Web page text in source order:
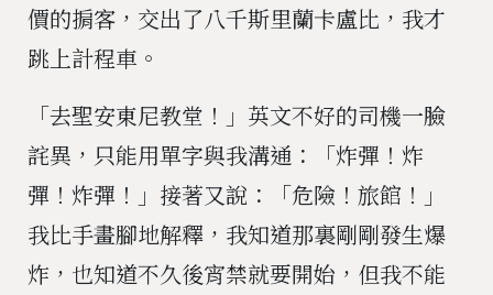
價的掮客，交出了八千斯里蘭卡盧比，我才
跳上計程車。
「去聖安東尼教堂！」英文不好的司機一臉
詫異，只能用單字與我溝通：「炸彈！炸
彈！炸彈！」接著又說：「危險！旅館！」
我比手畫腳地解釋，我知道那裏剛剛發生爆
炸，也知道不久後宵禁就要開始，但我不能